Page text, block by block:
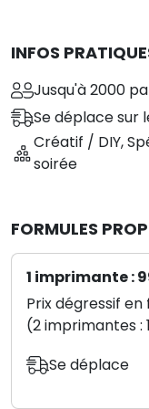
INFOS
Jusqu'à 2000
Se déplace sur
Créatif / DIY,
soirée
FORMULES
1 imprimante :
Prix dégressif
(2 imprimantes :
Se déplace